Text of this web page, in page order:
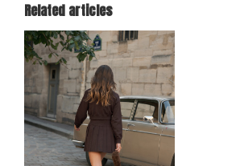
Related articles